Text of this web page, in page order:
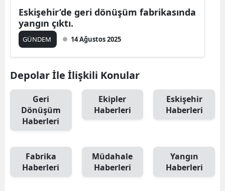
Eskişehir’de geri dönüşüm fabrikasında
yangın çıktı.
GÜNDEM 14 Ağustos 2025
Depolar İle İlişkili Konular
Geri
Dönüşüm
Haberleri
Ekipler
Haberleri
Eskişehir
Haberleri
Fabrika
Haberleri
Müdahale
Haberleri
Yangın
Haberleri